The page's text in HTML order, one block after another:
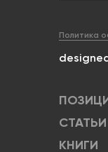
Политика
СТАТЬИ
КНИГИ